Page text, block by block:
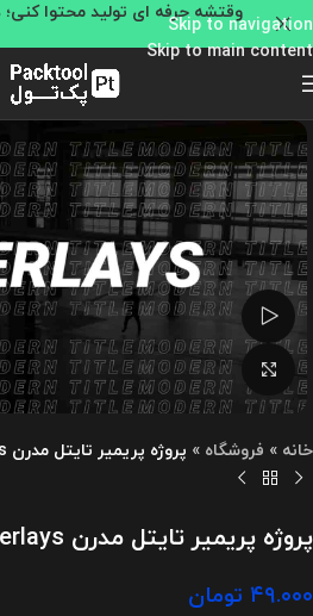
Skip to navigation
Skip to main content
وقتشه حرفه ای تولید محتوا
تماشای ویدئو
بزرگنمایی تصویر
خانه » فروشگاه » پروژه پریمیر تایتل مدرن Modern Title Overlays
پروژه پریمیر تایتل مدرن Modern Title Overlays
۴۹.۰۰۰ تومان